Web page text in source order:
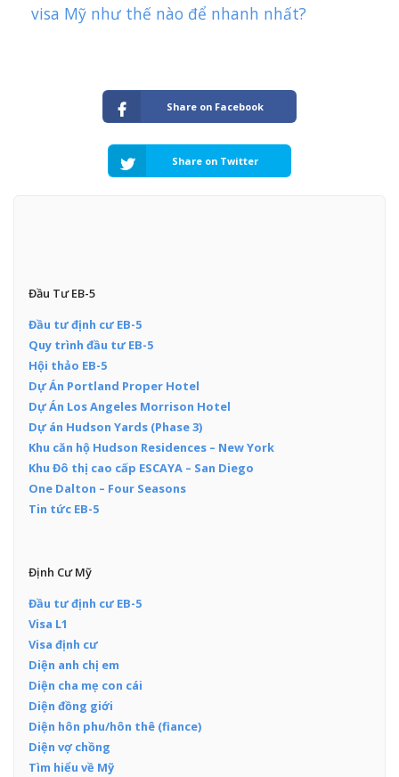
visa Mỹ như thế nào để nhanh nhất?
Share on Facebook
Share on Twitter
Đầu Tư EB-5
Đầu tư định cư EB-5
Quy trình đầu tư EB-5
Hội thảo EB-5
Dự Án Portland Proper Hotel
Dự Án Los Angeles Morrison Hotel
Dự án Hudson Yards (Phase 3)
Khu căn hộ Hudson Residences – New York
Khu Đô thị cao cấp ESCAYA – San Diego
One Dalton – Four Seasons
Tin tức EB-5
Định Cư Mỹ
Đầu tư định cư EB-5
Visa L1
Visa định cư
Diện anh chị em
Diện cha mẹ con cái
Diện đồng giới
Diện hôn phu/hôn thê (fiance)
Diện vợ chồng
Tìm hiểu về Mỹ